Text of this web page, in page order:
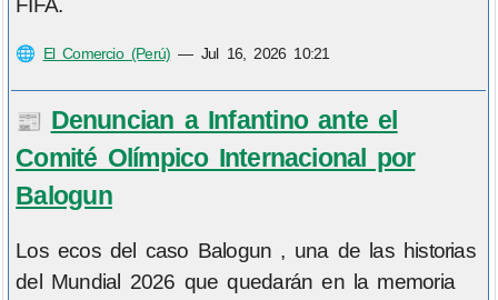
FIFA.
🌐 El Comercio (Perú) — Jul 16, 2026 10:21
📰 Denuncian a Infantino ante el
Comité Olímpico Internacional por
Balogun
Los ecos del caso Balogun , una de las historias
del Mundial 2026 que quedarán en la memoria